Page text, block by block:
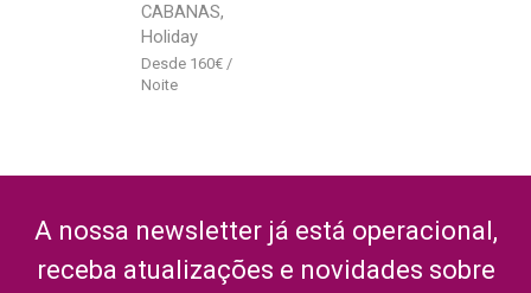
CABANAS,
Holiday
160€
A nossa newsletter já está operacional,
receba atualizações e novidades sobre